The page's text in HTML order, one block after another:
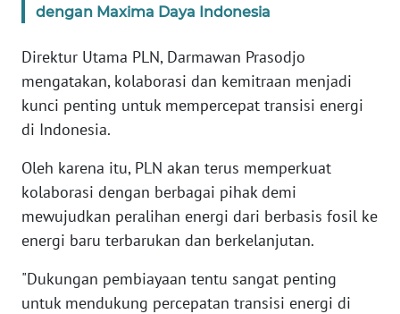
dengan Maxima Daya Indonesia
Direktur Utama PLN, Darmawan Prasodjo
mengatakan, kolaborasi dan kemitraan menjadi
kunci penting untuk mempercepat transisi energi
di Indonesia.
Oleh karena itu, PLN akan terus memperkuat
kolaborasi dengan berbagai pihak demi
mewujudkan peralihan energi dari berbasis fosil ke
energi baru terbarukan dan berkelanjutan.
"Dukungan pembiayaan tentu sangat penting
untuk mendukung percepatan transisi energi di
JAKARTA
JABAR
WN
WN
NTT
KEPRI